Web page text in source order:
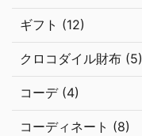
ギフト (12)
クロコダイル財布 (5)
コーデ (4)
コーディネート (8)